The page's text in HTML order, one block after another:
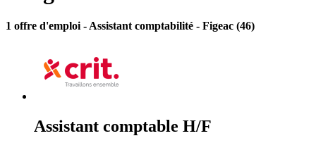
1 offre d'emploi - Assistant comptabilité - Figeac (46)
Assistant comptable H/F